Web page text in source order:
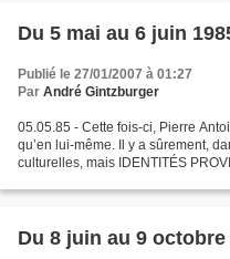
Du 5 mai au 6 juin
Publié le 27/01/2007 à 01:27
Par André Gintzburger
05.05.85 - Cette fois-ci, Pierre
qu’en lui-même. Il y a sûrement,
culturelles, mais IDENTITÉS
Du 8 juin au 9 octobre